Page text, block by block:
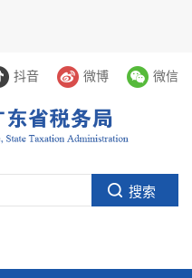
抖音 微博 微信